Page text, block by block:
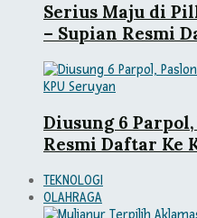
Serius Maju di
– Supian Resmi
Diusung 6
Resmi Daftar Ke
TEKNOLOGI
OLAHRAGA